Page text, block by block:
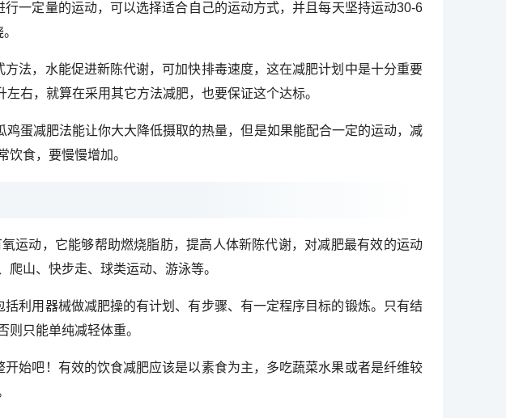
一定量的运动，可以选择适合自己的运动方式，并且每天坚持运动30-6
法，水能促进新陈代谢，可加快排毒速度，这在减肥计划中是十分重要
右，就算在采用其它方法减肥，也要保证这个达标。
鸡蛋减肥法能让你大大降低摄取的热量，但是如果能配合一定的运动，减
饮食，要慢慢增加。
运动，它能够帮助燃烧脂肪，提高人体新陈代谢，对减肥最有效的运动
山、快步走、球类运动、游泳等。
利用器械做减肥操的有计划、有步骤、有一定程序目标的锻炼。只有结
只能单纯减轻体重。
始吧！有效的饮食减肥应该是以素食为主，多吃蔬菜水果或者是纤维较